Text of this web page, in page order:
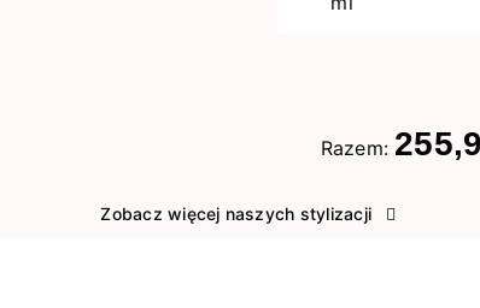
Razem:
Zobacz więcej naszych stylizacji